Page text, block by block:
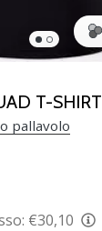
T-SHIRT
pallavolo
€30,10